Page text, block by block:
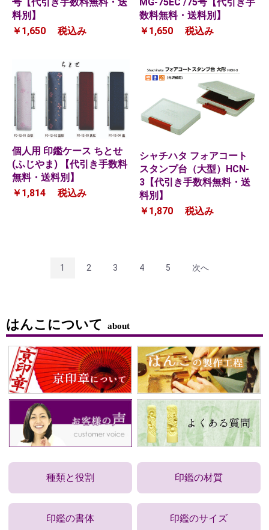
料別】
￥1,650
税込み
数料無料・送料別】
￥1,650
税込み
個人用 印鑑ケース ちとせ
(ふじやま) 【代引き手数料
無料・送料別】
￥1,814
税込み
シャチハタ フォアコート
スタンプ台（大型）HCN-
3【代引き手数料無料・送
料別】
￥1,870
税込み
1 2 3 4 5 次へ
はんこについて about
種類と役割 印鑑の材質
印鑑の書体 印鑑のサイズ